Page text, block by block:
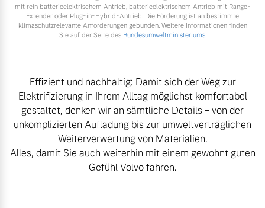
Die Neuwagenalternative
Mehr erfahren
Editionsmodelle
Jetzt kennenlernen
Mehr erfahren
Frühjahrscheck
Entdecken Sie unsere
saisonalen Angebote.
Finanzierung & Leasing
Versicherung
mit rein batterieelektrischem Antrieb, batterieelektrischem Antrieb mit Range-
Extender oder Plug-in-Hybrid-Antrieb. Die Förderung ist an bestimmte
klimaschutzrelevante Anforderungen gebunden. Weitere Informationen finden
Sie auf der Seite des Bundesumweltministeriums.
Effizient und nachhaltig: Damit sich der Weg zur
Elektrifizierung in Ihrem Alltag möglichst komfortabel
gestaltet, denken wir an sämtliche Details – von der
unkomplizierten Aufladung bis zur umweltverträglichen
Weiterverwertung von Materialien.
Alles, damit Sie auch weiterhin mit einem gewohnt guten
Gefühl Volvo fahren.